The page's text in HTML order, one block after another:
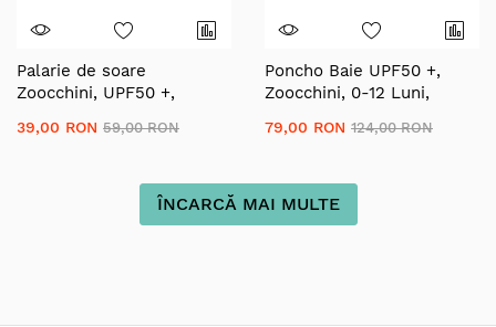
Palarie de soare
Zoocchini, UPF50 +,
Dino
39,00 RON 59,00 RON
Poncho Baie UPF50 +,
Zoocchini, 0-12 Luni,
79,00 RON 124,00 RON
ÎNCARCĂ MAI MULTE